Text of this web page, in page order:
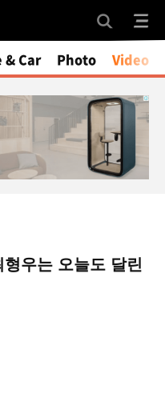
& Car Photo Video
우는 오늘도 달린